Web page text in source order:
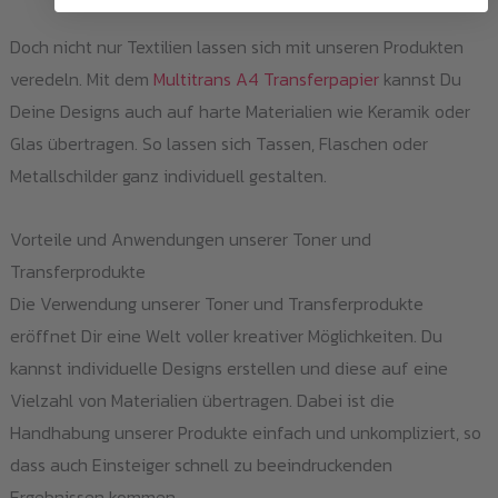
Doch nicht nur Textilien lassen sich mit unseren Produkten
veredeln. Mit dem Multitrans A4 Transferpapierkannst Du
Deine Designs auch auf harte Materialien wie Keramik oder
Glas übertragen. So lassen sich Tassen, Flaschen oder
Metallschilder ganz individuell gestalten.
Vorteile und Anwendungen unserer Toner und
Transferprodukte
Die Verwendung unserer Toner und Transferprodukte
eröffnet Dir eine Welt voller kreativer Möglichkeiten. Du
kannst individuelle Designs erstellen und diese auf eine
Vielzahl von Materialien übertragen. Dabei ist die
Handhabung unserer Produkte einfach und unkompliziert, so
dass auch Einsteiger schnell zu beeindruckenden